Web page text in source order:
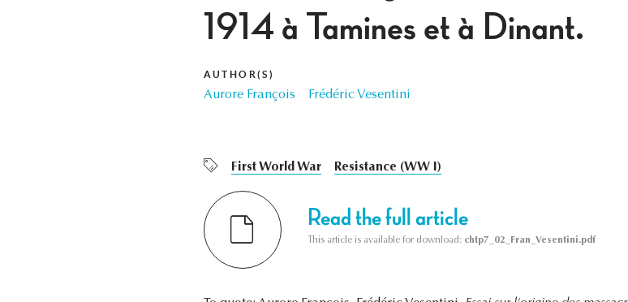
1914 à Tamines et à Dinant.
AUTHOR(S)
Aurore François Frédéric Vesentini
First World War Resistance (WW I)
Read the full article
This article is available for download: chtp7_02_Fran_Vesentini.pdf